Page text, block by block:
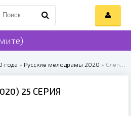
года » Русские мелодрамы 2020 » Слепая. 10 сезон (2020)
25 СЕРИЯ